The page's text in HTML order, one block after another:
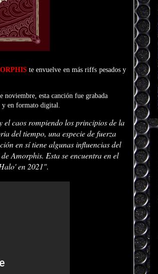
te envuelve en más riffs pesados y
noviembre, esta canción fue grabada
y en formato digital.
el caos rompiendo los principios de la
del tiempo, una especie de fuerza
en sí tiene algunas influencias del
Amorphis. Esta se encuentra en el
en 2021".